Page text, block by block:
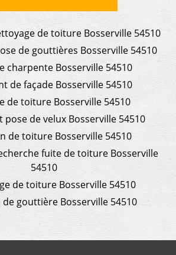
de toiture Bosserville 54510
de gouttières Bosserville 54510
charpente Bosserville 54510
de façade Bosserville 54510
de toiture Bosserville 54510
pose de velux Bosserville 54510
de toiture Bosserville 54510
fuite de toiture Bosserville
54510
de toiture Bosserville 54510
gouttière Bosserville 54510